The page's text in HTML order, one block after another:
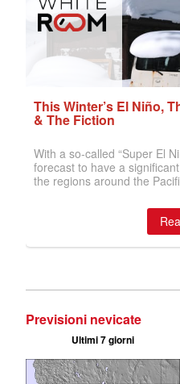
Previsioni nevicate
Ultimi 7 giorni